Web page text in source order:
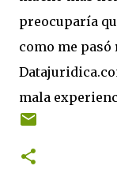
preocuparía
como me
mala